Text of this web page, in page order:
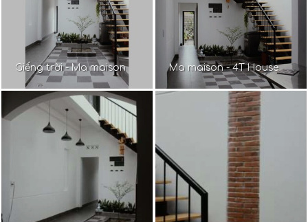
Giếng trời - Ma maison Ma maison - 4T House